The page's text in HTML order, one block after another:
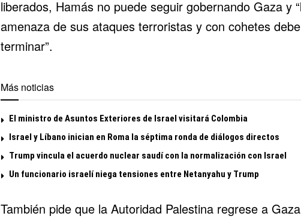
liberados, Hamás no puede seguir gobernando Gaza y
amenaza de sus ataques terroristas y con cohetes debe
terminar”.
Más noticias
El ministro de Asuntos Exteriores de Israel visitará Colombia
Israel y Líbano inician en Roma la séptima ronda de diálogos directos
Trump vincula el acuerdo nuclear saudí con la normalización con Israel
Un funcionario israelí niega tensiones entre Netanyahu y Trump
También pide que la Autoridad Palestina regrese a